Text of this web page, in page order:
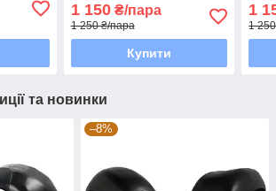
1 150₴/пара
1 250 ₴/пара
Купити
1
1
та новинки
–8%